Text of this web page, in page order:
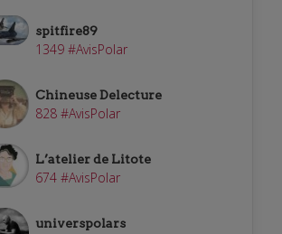
spitfire89
1349 #AvisPolar
Chineuse Delecture
828 #AvisPolar
L’atelier de Litote
674 #AvisPolar
universpolars